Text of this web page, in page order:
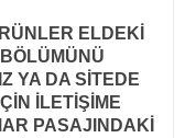
ELDEKİ
YA DA SİTEDE
İLETİŞİME
PASAJINDAKİ